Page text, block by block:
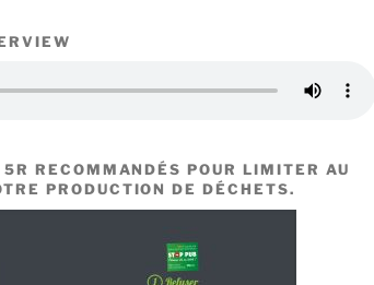
RECOMMANDÉS POUR LIMITER AU
PRODUCTION DE DÉCHETS.